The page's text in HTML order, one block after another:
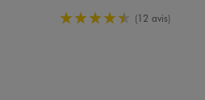
4.5/5 de moyenne
(12 avis)